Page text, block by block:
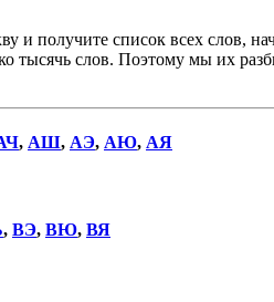
получите список всех слов,
тысячь слов. Поэтому мы их
, АШ, АЭ, АЮ, АЯ
, ВЭ, ВЮ, ВЯ